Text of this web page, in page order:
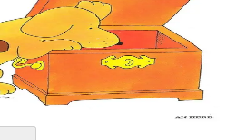
connu, avec ses aventures
en soulevant des images animées.